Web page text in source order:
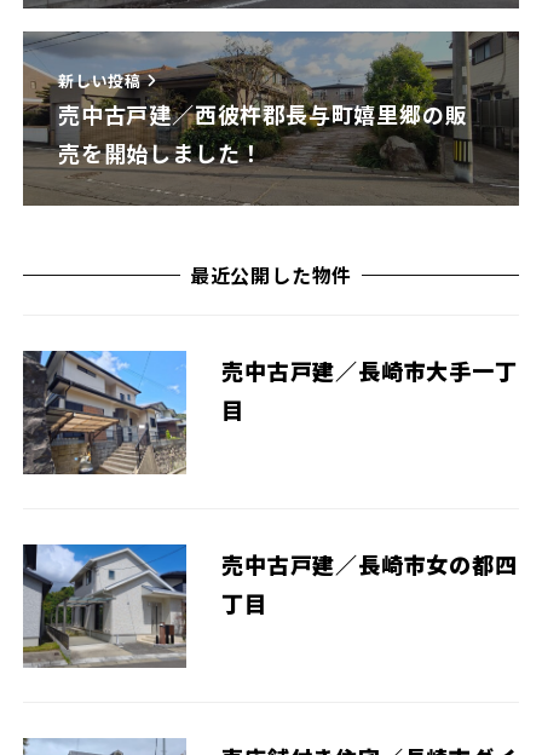
新しい投稿
売中古戸建／西彼杵郡長与町嬉里郷の販
売を開始しました！
最近公開した物件
売中古戸建／長崎市大手一丁
目
売中古戸建／長崎市女の都四
丁目